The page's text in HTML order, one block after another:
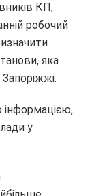
КП,
робочий
яка
інформацією,
у